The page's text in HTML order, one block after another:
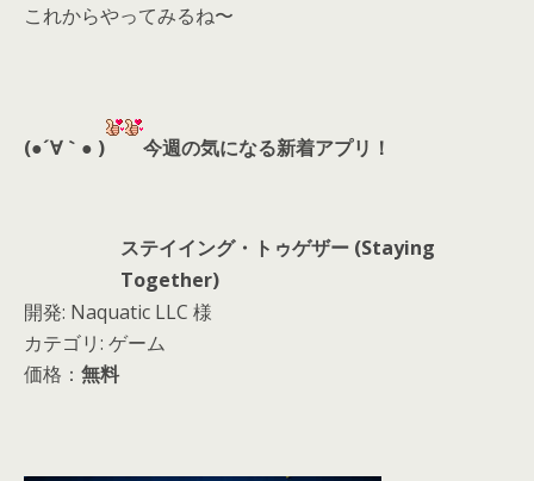
これからやってみるね〜
(●´∀｀● ) 今週の気になる新着アプリ！
ステイイング・トゥゲザー (Staying
Together)
開発: Naquatic LLC 様
カテゴリ: ゲーム
価格： 無料